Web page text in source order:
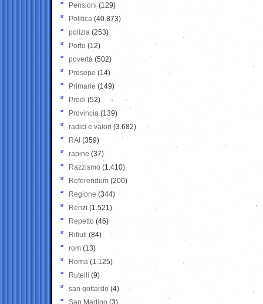
Pensioni (129)
Politica (40.873)
polizia (253)
Porto (12)
povertà (502)
Presepe (14)
Primarie (149)
Prodi (52)
Provincia (139)
radici e valori (3.682)
RAI (359)
rapine (37)
Razzismo (1.410)
Referendum (200)
Regione (344)
Renzi (1.521)
Repetto (46)
Rifiuti (84)
rom (13)
Roma (1.125)
Rutelli (9)
san gottardo (4)
San Martino (3)